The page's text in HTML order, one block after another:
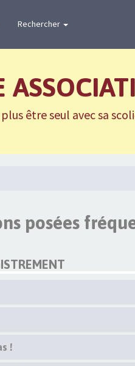
Rechercher
être seul avec sa
posées
!